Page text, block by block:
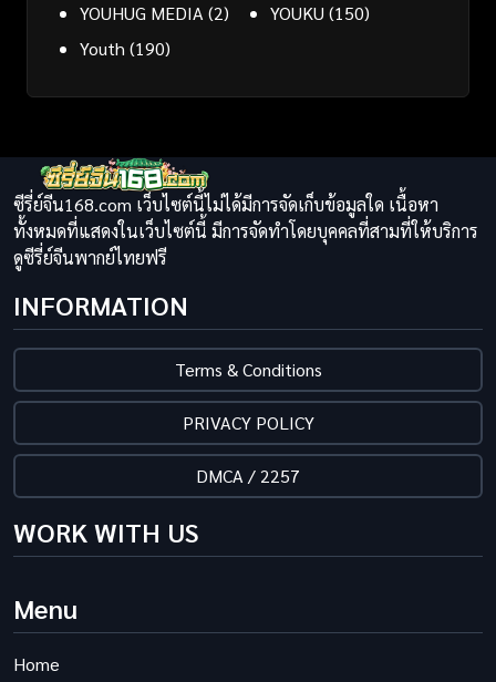
YOUHUG MEDIA(2) YOUKU (150)
Youth (190)
ซีรี่ย์จีน168.com เว็บไซต์นี้ไม่ได้มีการจัดเก็บข้อมูลใด เนื้อหา
ทั้งหมดที่แสดงในเว็บไซต์นี้ มีการจัดทำโดยบุคคลที่สามที่ให้บริการ
ดูซีรี่ย์จีนพากย์ไทยฟรี
INFORMATION
Terms & Conditions
PRIVACY POLICY
DMCA / 2257
WORK WITH US
Menu
Home